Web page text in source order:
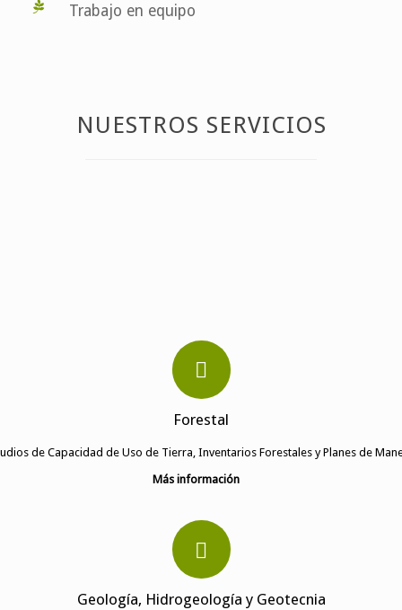
Trabajo en equipo
NUESTROS SERVICIOS
Forestal
de Capacidad de Uso de Tierra, Inventarios Forestales y Planes de
Más información
Geología, Hidrogeología y Geotecnia